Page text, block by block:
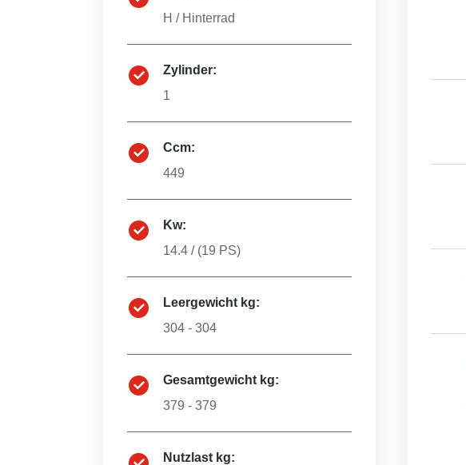
H / Hinterrad
Zylinder:
1
Ccm:
449
Kw:
14.4 / (19 PS)
Leergewicht kg:
304 - 304
Gesamtgewicht kg:
379 - 379
Nutzlast kg: